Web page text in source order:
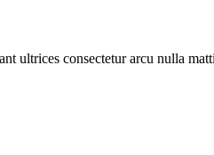
ultrices consectetur arcu nulla